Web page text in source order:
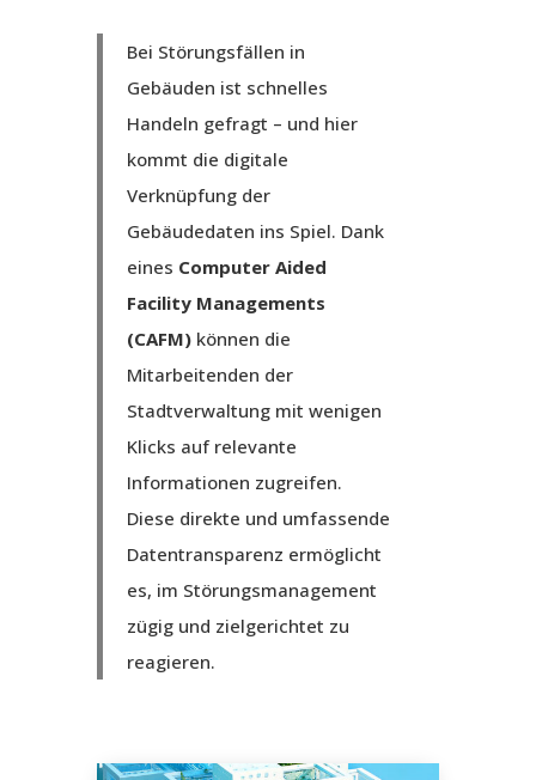
Bei Störungsfällen in
Gebäuden ist schnelles
Handeln gefragt – und hier
kommt die digitale
Verknüpfung der
Gebäudedaten ins Spiel. Dank
eines Computer Aided
Facility Managements
(CAFM)können die
Mitarbeitenden der
Stadtverwaltung mit wenigen
Klicks auf relevante
Informationen zugreifen.
Diese direkte und umfassende
Datentransparenz ermöglicht
es, im Störungsmanagement
zügig und zielgerichtet zu
reagieren.